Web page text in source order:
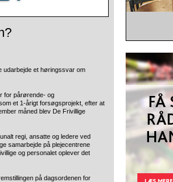
udarbejde et høringssvar om
for pårørende- og
et 1-årigt forsøgsprojekt, efter at
måned blev De Frivillige
regi, ansatte og ledere ved
samarbejde på plejecentrene
og personalet oplever det
på dagsordenen for